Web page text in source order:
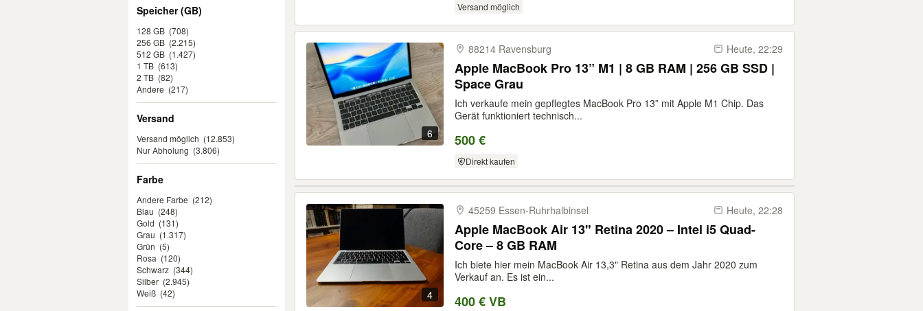
Speicher (GB)
128 GB (708)
256 GB (2.215)
512 GB (1.427)
1 TB (613)
2 TB (82)
Andere (217)
Versand
Versand möglich (12.853)
Nur Abholung (3.806)
Farbe
Andere Farbe (212)
Blau (248)
Gold (131)
Grau (1.317)
Grün (5)
Rosa (120)
Schwarz (344)
Silber (2.945)
Weiß (42)
Versand möglich
6
88214 Ravensburg Heute, 22:29
Apple MacBook Pro 13” M1 | 8 GB RAM | 256 GB SSD |
Space Grau
Ich verkaufe mein gepflegtes MacBook Pro 13” mit Apple M1 Chip. Das
Gerät funktioniert technisch...
500 €
Direkt kaufen
4
45259 Essen-​Ruhrhalbinsel Heute, 22:28
Apple MacBook Air 13" Retina 2020 – Intel i5 Quad-
Core – 8 GB RAM
Ich biete hier mein MacBook Air 13,3" Retina aus dem Jahr 2020 zum
Verkauf an. Es ist ein...
400 € VB